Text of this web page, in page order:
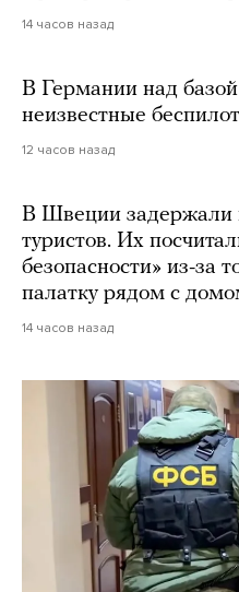
14 часов назад
В Германии над
неизвестные
12 часов назад
В Швеции задержали
туристов. Их
безопасности» из-за
палатку рядом с
14 часов назад